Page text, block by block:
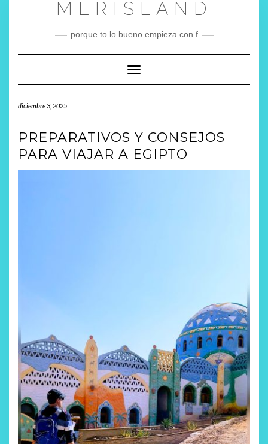
MERISLAND
porque to lo bueno empieza con f
Cambiar modo de navegación
diciembre 3, 2025
PREPARATIVOS Y CONSEJOS
PARA VIAJAR A EGIPTO